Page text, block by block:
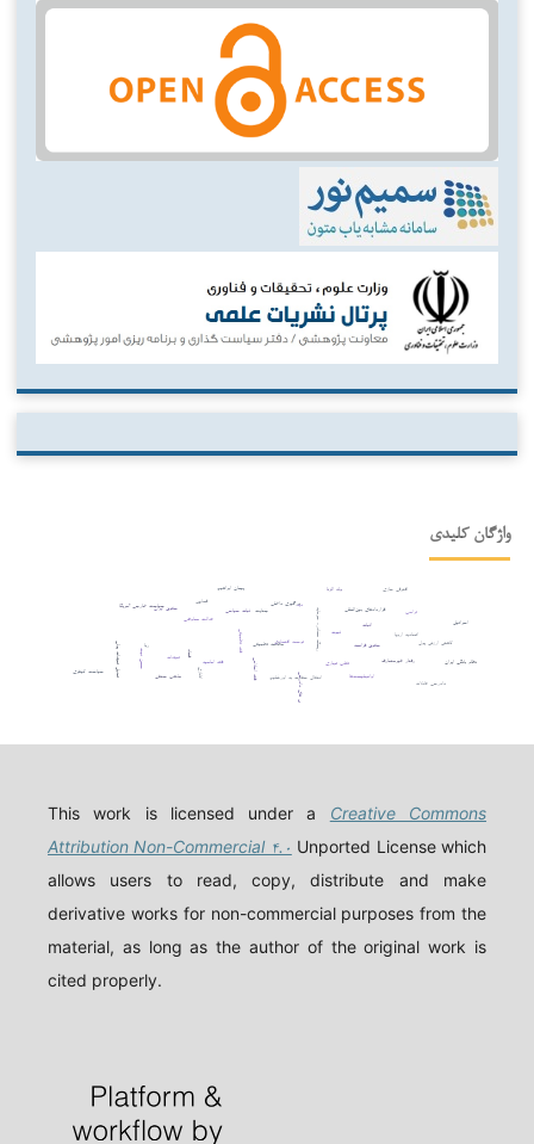
واژگان کلیدی
ثبات سیاسی
توسعه اقتصادی
فساد
درگیری داخلی
ریسک مصادره سرمایه ثبوت
اثبات
تعهدات
حقوق ایران
حقوق فرانسه مطالعه تطبیقی
رفتار غیرمتعارف تقلب تجاری
قراردادهای بین‌المللی
حسن نیت
اتحادیه اروپا
کاهش ارزش پول
نظام بانکی ایران فقه اسلامی
ربا تعدیل تعهدات پولی
عدالت معاوضی
دیه قصاص
ولد الزنا
فقه امامیه
مذهب حنفی
جنایت
فقه تطبیقی
اوانجلیست‌ها
سیاست خارجی آمریکا
ترامپ
اسرائیل
انتقال سفارت به اورشلیم
پیمان ابراهیم افترقی سازی
دادرسی عادلانه چالش های دادرسی
سیاست کیفری اتانازی
This work is licensed under a Creative Commons
Attribution Non-Commercial ۴.۰ Unported License which
allows users to read, copy, distribute and make
derivative works for non-commercial purposes from the
material, as long as the author of the original work is
cited properly.